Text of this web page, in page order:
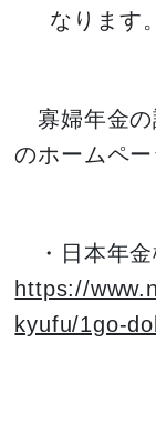
なります。
寡婦年金の
のホームペー
・日本年金
https://
kyufu/1go-